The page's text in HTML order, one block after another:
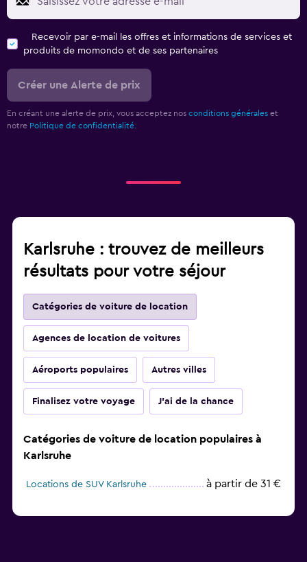
Recevoir par e-mail les offres et informations de services et
produits de momondo et de ses partenaires
Créer une Alerte de prix
En créant une alerte de prix, vous acceptez nos conditions générales et
notre Politique de confidentialité.
Karlsruhe : trouvez de meilleurs
résultats pour votre séjour
Catégories de voiture de location
Agences de location de voitures
Aéroports populaires Autres villes
Finalisez votre voyage J'ai de la chance
Catégories de voiture de location populaires à
Karlsruhe
Locations de SUV Karlsruhe à partir de 31 €